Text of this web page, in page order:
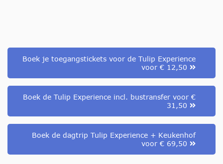
Boek je toegangstickets voor de Tulip Experience
voor € 12,50
Boek de Tulip Experience incl. bustransfer voor €
31,50
Boek de dagtrip Tulip Experience + Keukenhof
voor € 69,50